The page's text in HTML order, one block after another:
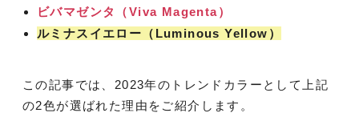
ビバマゼンタ（Viva Magenta）
ルミナスイエロー（Luminous Yellow）
この記事では、2023年のトレンドカラーとして上記
の2色が選ばれた理由をご紹介します。